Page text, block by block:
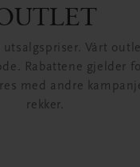
Vårt
Rabattene gjelder
med andre
rekker.